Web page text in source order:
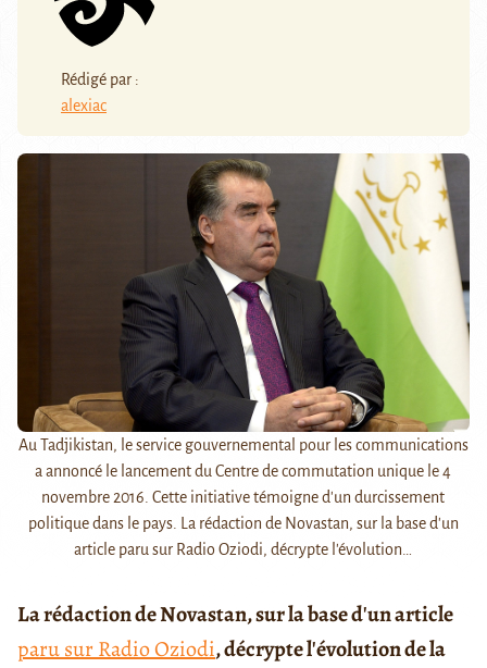
Rédigé par :
alexiac
Au Tadjikistan, le service gouvernemental pour les communications
a annoncé le lancement du Centre de commutation unique le 4
novembre 2016. Cette initiative témoigne d'un durcissement
politique dans le pays. La rédaction de Novastan, sur la base d'un
article paru sur Radio Oziodi, décrypte l'évolution…
La rédaction de Novastan, sur la base d'un article
paru sur Radio Oziodi, décrypte l'évolution de la